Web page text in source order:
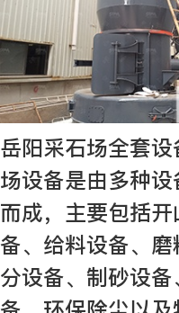
岳阳采石场全套
场设备是由多种
而成，主要包括
备、给料设备、
分设备、制砂设